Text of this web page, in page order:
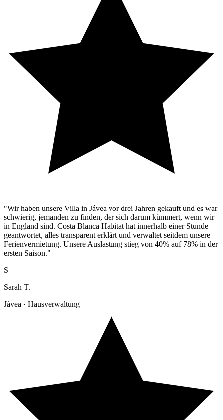
"Wir haben unsere Villa in Jávea vor drei Jahren gekauft und es war
schwierig, jemanden zu finden, der sich darum kümmert, wenn wir
in England sind. Costa Blanca Habitat hat innerhalb einer Stunde
geantwortet, alles transparent erklärt und verwaltet seitdem unsere
Ferienvermietung. Unsere Auslastung stieg von 40% auf 78% in der
ersten Saison."
S
Sarah T.
Jávea · Hausverwaltung